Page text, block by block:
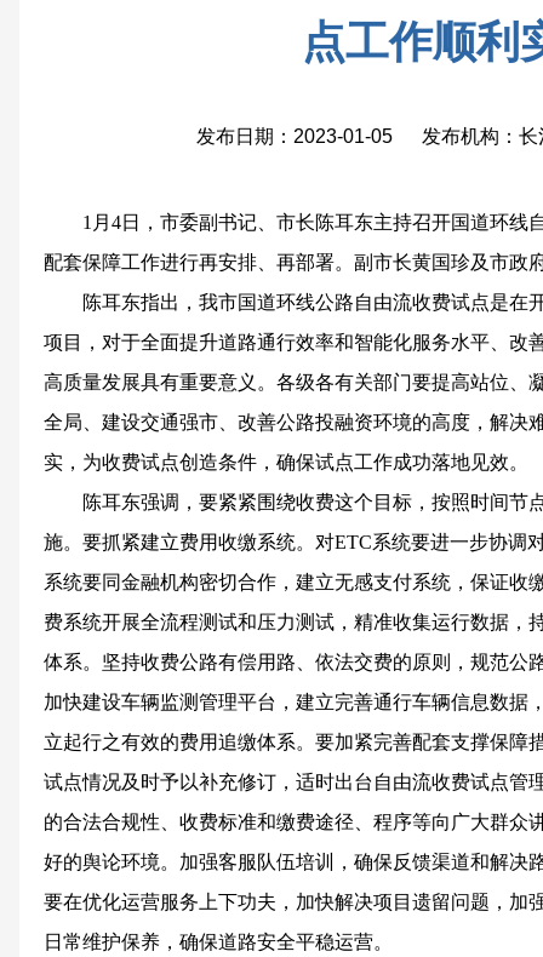
点工作顺利
发布日期：2023-01-05 发布机构：长
1月4日，市委副书记、市长陈耳东主持召开国道环线
配套保障工作进行再安排、再部署。副市长黄国珍及市政
陈耳东指出，我市国道环线公路自由流收费试点是在
项目，对于全面提升道路通行效率和智能化服务水平、改
高质量发展具有重要意义。各级各有关部门要提高站位、
全局、建设交通强市、改善公路投融资环境的高度，解决
实，为收费试点创造条件，确保试点工作成功落地见效。
陈耳东强调，要紧紧围绕收费这个目标，按照时间节
施。要抓紧建立费用收缴系统。对ETC系统要进一步协调
系统要同金融机构密切合作，建立无感支付系统，保证收
费系统开展全流程测试和压力测试，精准收集运行数据，
体系。坚持收费公路有偿用路、依法交费的原则，规范公
加快建设车辆监测管理平台，建立完善通行车辆信息数据
立起行之有效的费用追缴体系。要加紧完善配套支撑保障
试点情况及时予以补充修订，适时出台自由流收费试点管
的合法合规性、收费标准和缴费途径、程序等向广大群众
好的舆论环境。加强客服队伍培训，确保反馈渠道和解决
要在优化运营服务上下功夫，加快解决项目遗留问题，加
日常维护保养，确保道路安全平稳运营。